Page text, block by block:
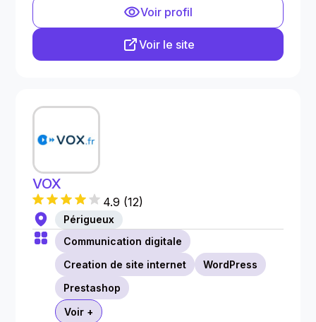
Voir profil
Voir le site
VOX
4.9 (12)
Périgueux
Communication digitale
Creation de site internet
WordPress
Prestashop
Voir +